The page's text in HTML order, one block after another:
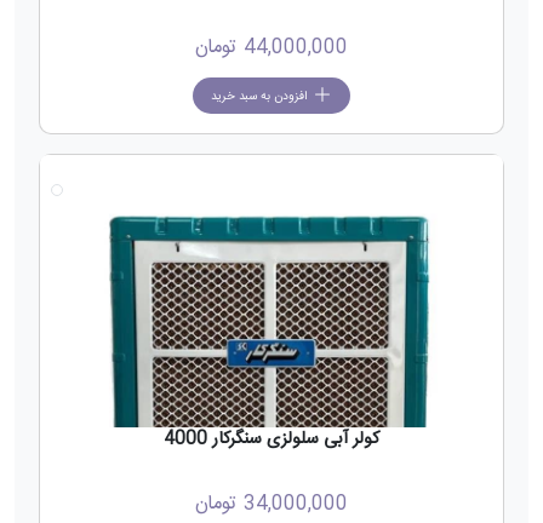
44,000,000 تومان
افزودن به سبد خرید
کولر آبی سلولزی سنگرکار 4000
34,000,000 تومان